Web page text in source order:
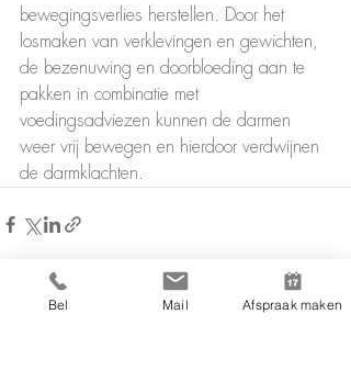
bewegingsverlies herstellen. Door het
losmaken van verklevingen en gewichten,
de bezenuwing en doorbloeding aan te
pakken in combinatie met
voedingsadviezen kunnen de darmen
weer vrij bewegen en hierdoor verdwijnen
de darmklachten.
Recente blogposts Alles weergeven
Bel Mail Afspraak maken